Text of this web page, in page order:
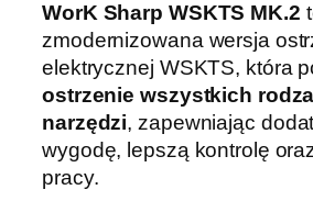
r
y
c
z
n
a
o
WorK Sharp WSKTS MK.2
zmodernizowana wersja
elektrycznej WSKTS, która
ostrzenie wszystkich
narzędzi, zapewniając
wygodę, lepszą kontrolę
pracy.